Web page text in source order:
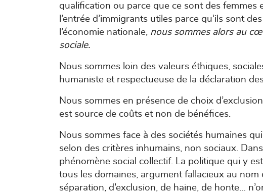
qualification ou parce que ce sont des
l’entrée d’immigrants utiles parce qu’ils sont
l’économie nationale, nous sommes alors au
sociale.
Nous sommes loin des valeurs éthiques,
humaniste et respectueuse de la déclaration
Nous sommes en présence de choix
est source de coûts et non de bénéfices.
Nous sommes face à des sociétés humaines
selon des critères inhumains, non sociaux.
phénomène social collectif. La politique qui y
tous les domaines, argument fallacieux au
séparation, d’exclusion, de haine, de honte…